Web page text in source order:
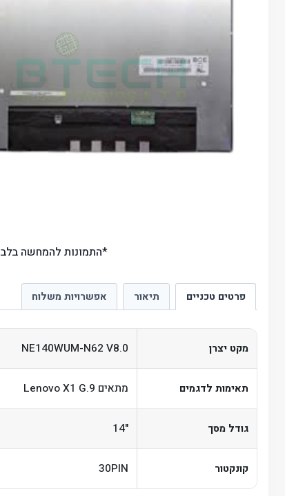
*התמונות להמחשה
פרטים טכניים תיאור אפשרויות משלוח
מקט יצרן NE140WUM-N62 V8.0
תאימות לדגמים מתאים Lenovo X1 G.9
גודל מסך "14
קונקטור 30PIN